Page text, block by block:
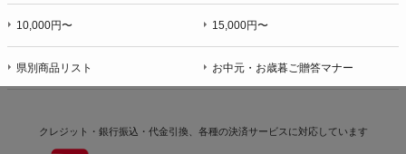
10,000円〜 15,000円〜
県別商品リスト お中元・お歳暮ご贈答マナー
クレジット・銀行振込・代金引換、各種の決済サービスに対応しています